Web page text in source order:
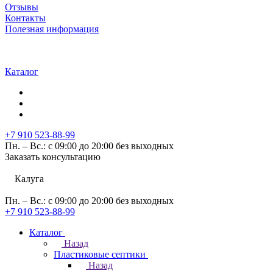
Отзывы
Контакты
Полезная информация
Каталог
+7 910 523-88-99
Пн. – Вс.: с 09:00 до 20:00 без выходных
Заказать консультацию
Калуга
Пн. – Вс.: с 09:00 до 20:00 без выходных
+7 910 523-88-99
Каталог
Назад
Пластиковые септики
Назад